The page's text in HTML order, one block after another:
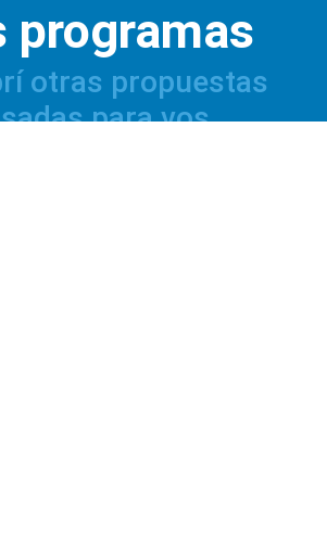
programas
otras propuestas
para vos.